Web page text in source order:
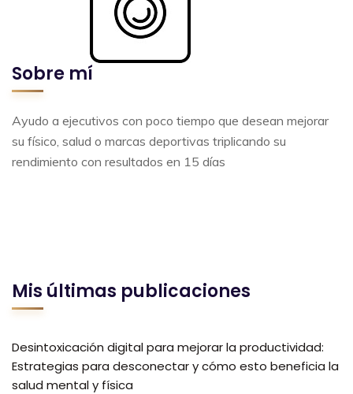
Sobre mí
Ayudo a ejecutivos con poco tiempo que desean mejorar
su físico, salud o marcas deportivas triplicando su
rendimiento con resultados en 15 días
Mis últimas publicaciones
Desintoxicación digital para mejorar la productividad:
Estrategias para desconectar y cómo esto beneficia la
salud mental y física